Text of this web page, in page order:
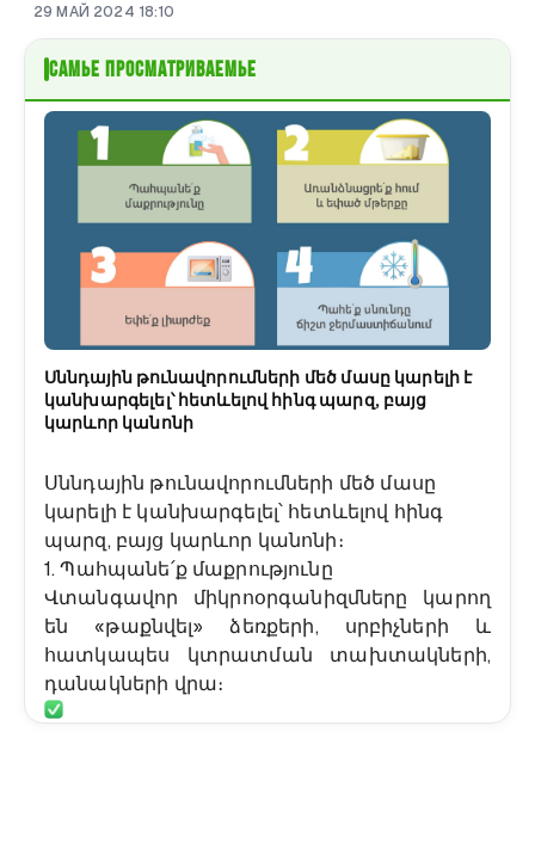
29 МАЙ 2024 18:10
самые просматриваемые
Սննդային թունավորումների մեծ մասը կարելի է
կանխարգելել՝ հետևելով հինգ պարզ, բայց
կարևոր կանոնի
Սննդային թունավորումների մեծ մասը
կարելի է կանխարգելել՝ հետևելով հինգ
պարզ, բայց կարևոր կանոնի։
1. Պահպանե՛ք մաքրությունը
Վտանգավոր միկրոօրգանիզմները կարող
են «թաքնվել» ձեռքերի, սրբիչների և
հատկապես կտրատման տախտակների,
դանակների վրա։